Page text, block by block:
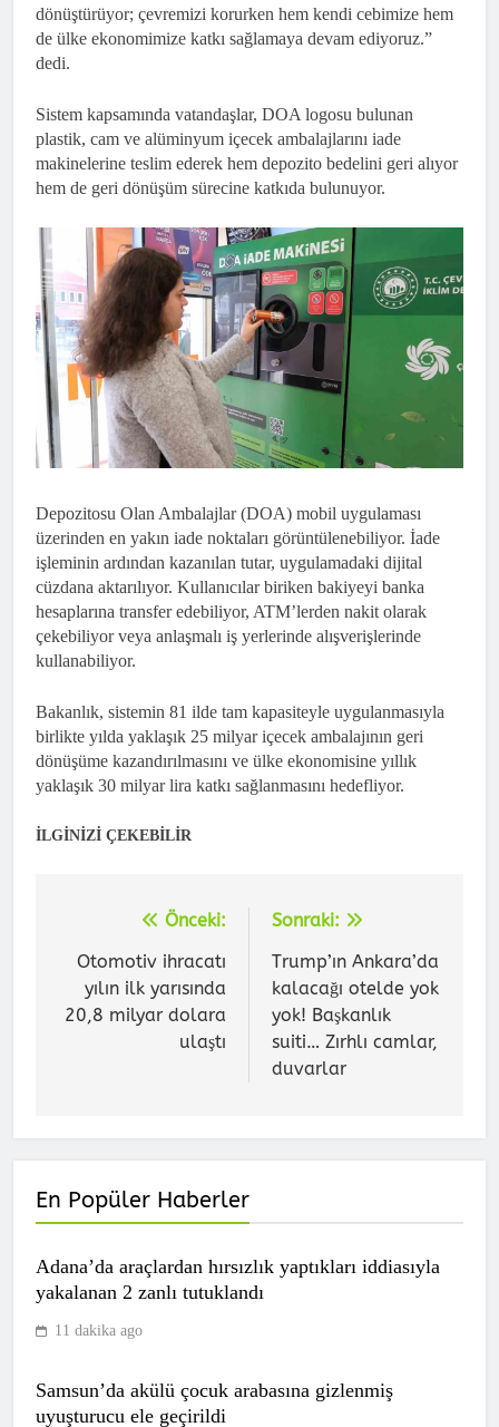
dönüştürüyor; çevremizi korurken hem kendi cebimize hem
de ülke ekonomimize katkı sağlamaya devam ediyoruz.”
dedi.
Sistem kapsamında vatandaşlar, DOA logosu bulunan
plastik, cam ve alüminyum içecek ambalajlarını iade
makinelerine teslim ederek hem depozito bedelini geri alıyor
hem de geri dönüşüm sürecine katkıda bulunuyor.
Depozitosu Olan Ambalajlar (DOA) mobil uygulaması
üzerinden en yakın iade noktaları görüntülenebiliyor. İade
işleminin ardından kazanılan tutar, uygulamadaki dijital
cüzdana aktarılıyor. Kullanıcılar biriken bakiyeyi banka
hesaplarına transfer edebiliyor, ATM’lerden nakit olarak
çekebiliyor veya anlaşmalı iş yerlerinde alışverişlerinde
kullanabiliyor.
Bakanlık, sistemin 81 ilde tam kapasiteyle uygulanmasıyla
birlikte yılda yaklaşık 25 milyar içecek ambalajının geri
dönüşüme kazandırılmasını ve ülke ekonomisine yıllık
yaklaşık 30 milyar lira katkı sağlanmasını hedefliyor.
İLGİNİZİ ÇEKEBİLİR
gezinmesi
Önceki:
Otomotiv ihracatı
yılın ilk yarısında
20,8 milyar dolara
ulaştı
Sonraki:
Trump’ın Ankara’da
kalacağı otelde yok
yok! Başkanlık
suiti… Zırhlı camlar,
duvarlar
En Popüler Haberler
Adana’da araçlardan hırsızlık yaptıkları iddiasıyla
yakalanan 2 zanlı tutuklandı
11 dakika ago
Samsun’da akülü çocuk arabasına gizlenmiş
uyuşturucu ele geçirildi
7
Göztepe hazırlık maçında
Trabzonspor’u devirdi!
Boey’in pozisyonuna yaylım ateşi!
SPOR